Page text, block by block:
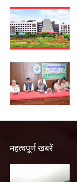
महत्वपूर्ण खबरें